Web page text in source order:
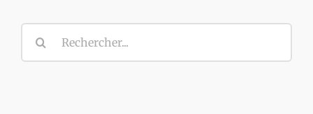
Rechercher: